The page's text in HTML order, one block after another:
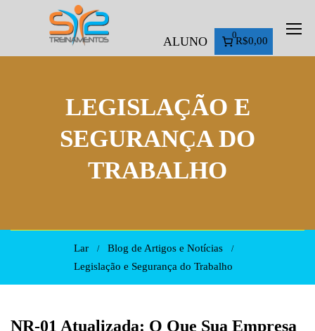
ALUNO 0
R$0,00
LEGISLAÇÃO E
SEGURANÇA DO
TRABALHO
Lar
Blog de Artigos e Notícias
Legislação e Segurança do Trabalho
NR-01 Atualizada: O Que Sua Empresa